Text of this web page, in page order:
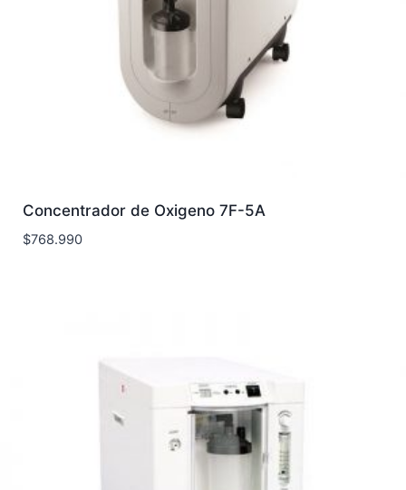
Concentrador de Oxigeno 7F-5A
$768.990